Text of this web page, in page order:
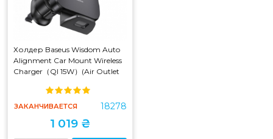
Холдер Baseus Wisdom Auto
Alignment Car Mount Wireless
Charger（QI 15W）(Air Outlet
ЗАКАНЧИВАЕТСЯ 18278
1 019 ₴